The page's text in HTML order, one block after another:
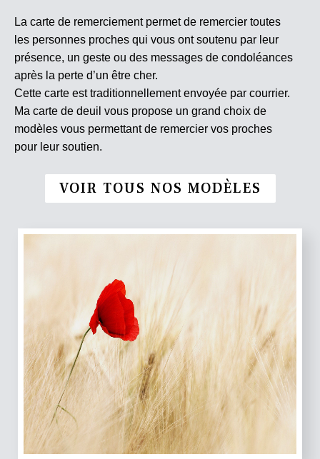
La carte de remerciement permet de remercier toutes
les personnes proches qui vous ont soutenu par leur
présence, un geste ou des messages de condoléances
après la perte d’un être cher.
Cette carte est traditionnellement envoyée par courrier.
Ma carte de deuil vous propose un grand choix de
modèles vous permettant de remercier vos proches
pour leur soutien.
VOIR TOUS NOS MODÈLES